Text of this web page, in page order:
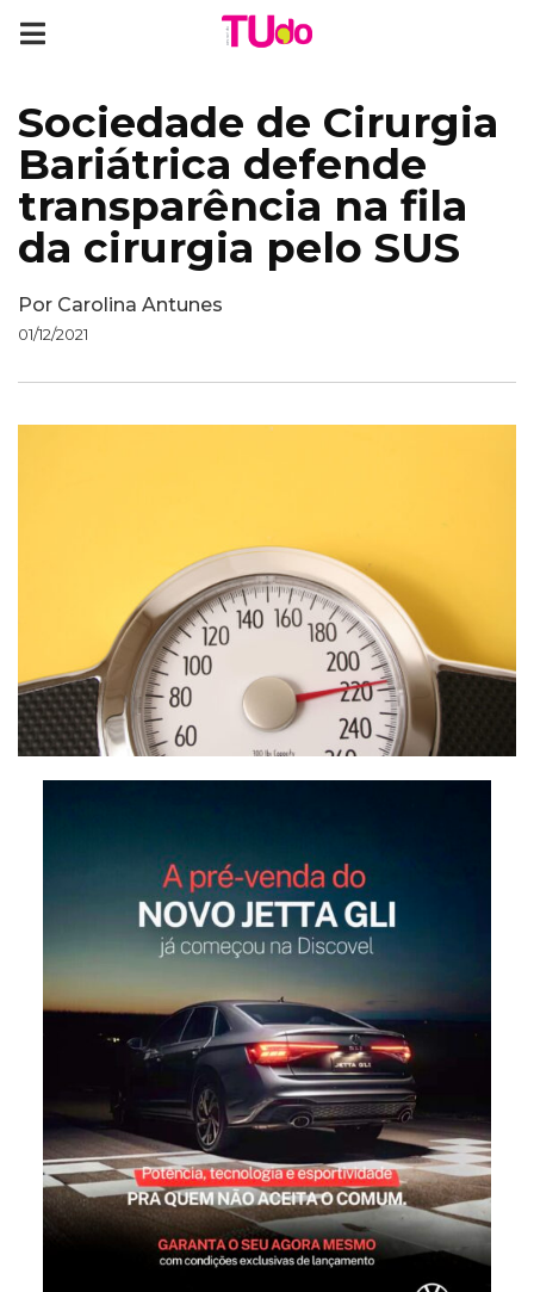
Sociedade de Cirurgia
Bariátrica defende
transparência na fila
da cirurgia pelo SUS
Por Carolina Antunes
01/12/2021